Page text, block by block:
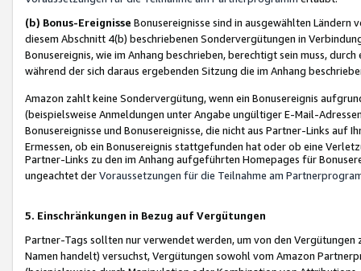
(b) Bonus-Ereignisse Bonusereignisse sind in ausgewählten Ländern
diesem Abschnitt 4(b) beschriebenen Sondervergütungen in
Bonusereignis, wie im Anhang beschrieben, berechtigt sein muss,
während der sich daraus ergebenden Sitzung die im Anhang
Amazon zahlt keine Sondervergütung, wenn ein Bonusereignis
(beispielsweise Anmeldungen unter Angabe ungültiger E-Mail-
Bonusereignisse und Bonusereignisse, die nicht aus Partner-Links auf
Ermessen, ob ein Bonusereignis stattgefunden hat oder ob eine
Partner-Links zu den im Anhang aufgeführten Homepages für
ungeachtet derVoraussetzungen für die Teilnahme am
5. Einschränkungen in Bezug auf Vergütungen
Partner-Tags sollten nur verwendet werden, um von den
Namen handelt) versuchst, Vergütungen sowohl vom Amazon